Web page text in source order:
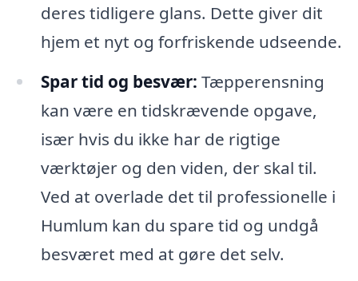
deres tidligere glans. Dette giver dit
hjem et nyt og forfriskende udseende.
Spar tid og besvær: Tæpperensning
kan være en tidskrævende opgave,
især hvis du ikke har de rigtige
værktøjer og den viden, der skal til.
Ved at overlade det til professionelle i
Humlum kan du spare tid og undgå
besværet med at gøre det selv.